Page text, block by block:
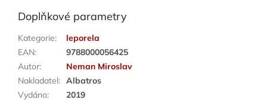
Doplňkové parametry
Kategorie:
leporela
EAN:
9788000056425
Autor:
Neman Miroslav
Nakladatel: Albatros
Vydáno: 2019